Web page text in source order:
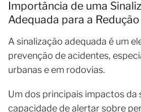
Importância de uma
Adequada para a
A sinalização adequada é um
prevenção de acidentes,
urbanas e em rodovias.
Um dos principais impactos da
capacidade de alertar sobre